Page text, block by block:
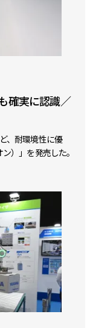
確実に認識／
、耐環境性に優
）」を発売した。